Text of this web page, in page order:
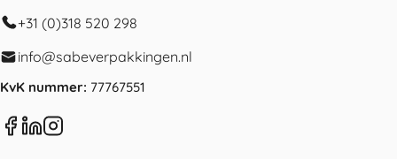
+31 (0)318 520 298
info@sabeverpakkingen.nl
KvK nummer: 77767551